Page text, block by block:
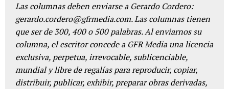
Las columnas deben enviarse a Gerardo Cordero:
gerardo.cordero@gfrmedia.com. Las columnas tienen
que ser de 300, 400 o 500 palabras. Al enviarnos su
columna, el escritor concede a GFR Media una licencia
exclusiva, perpetua, irrevocable, sublicenciable,
mundial y libre de regalías para reproducir, copiar,
distribuir, publicar, exhibir, preparar obras derivadas,